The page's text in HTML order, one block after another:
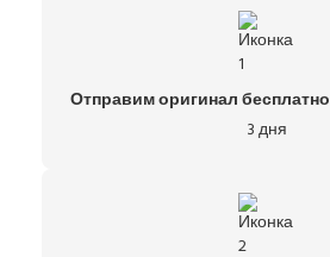
Отправим оригинал бесплатно
3 дня